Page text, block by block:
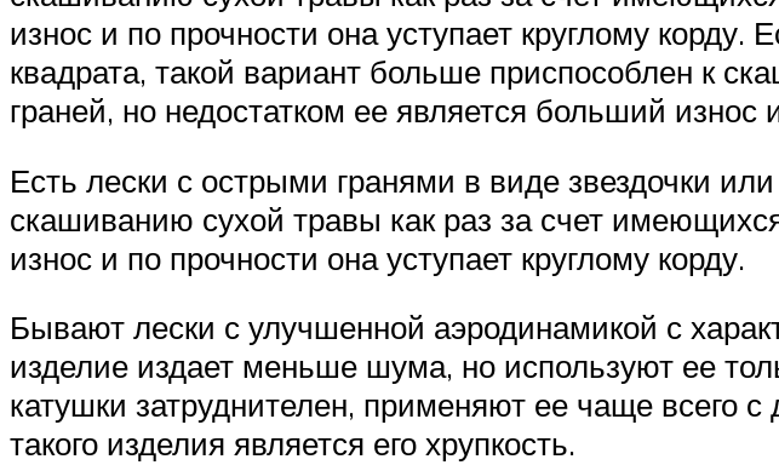
износ и по прочности она уступает круглому
квадрата, такой вариант больше приспособлен к
граней, но недостатком ее является больший износ
Есть лески с острыми гранями в виде звездочки
скашиванию сухой травы как раз за счет
износ и по прочности она уступает круглому корду.
Бывают лески с улучшенной аэродинамикой с
изделие издает меньше шума, но используют ее
катушки затруднителен, применяют ее чаще всего
такого изделия является его хрупкость.